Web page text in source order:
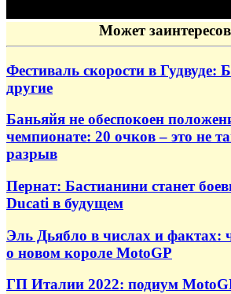
Может
Фестиваль скорости в Гудвуде:
другие
Баньяйя не обеспокоен
чемпионате: 20 очков – это не
разрыв
Пернат: Бастианини станет
Ducati в будущем
Эль Дьябло в числах и фактах:
о новом короле MotoGP
ГП Италии 2022: подиум